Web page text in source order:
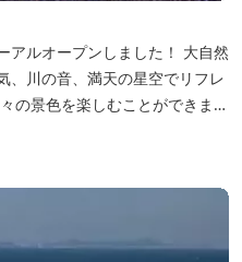
アルオープンしました！ 大自然
、川の音、満天の星空でリフレ
の景色を楽しむことができま
車で約10分と好アクセス！
です！来年は３月１日（日）
す！ ソロサイト・オ